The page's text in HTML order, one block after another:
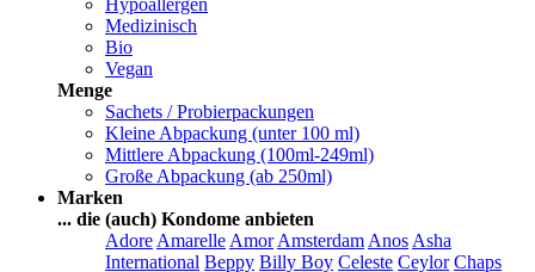
Hypoallergen
Medizinisch
Bio
Vegan
Menge
Sachets / Probierpackungen
Kleine Abpackung (unter 100 ml)
Mittlere Abpackung (100ml-249ml)
Große Abpackung (ab 250ml)
Marken
... die (auch) Kondome anbieten
Adore Amarelle Amor Amsterdam Anos Asha
International Beppy Billy Boy Celeste Ceylor Chaps